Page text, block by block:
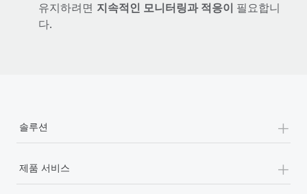
유지하려면 지속적인 모니터링과 적응이 필요합니
다.
솔루션 +
제품 서비스 +